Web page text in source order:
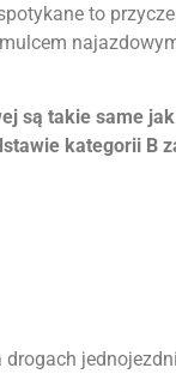
to
są takie same
kategorii B